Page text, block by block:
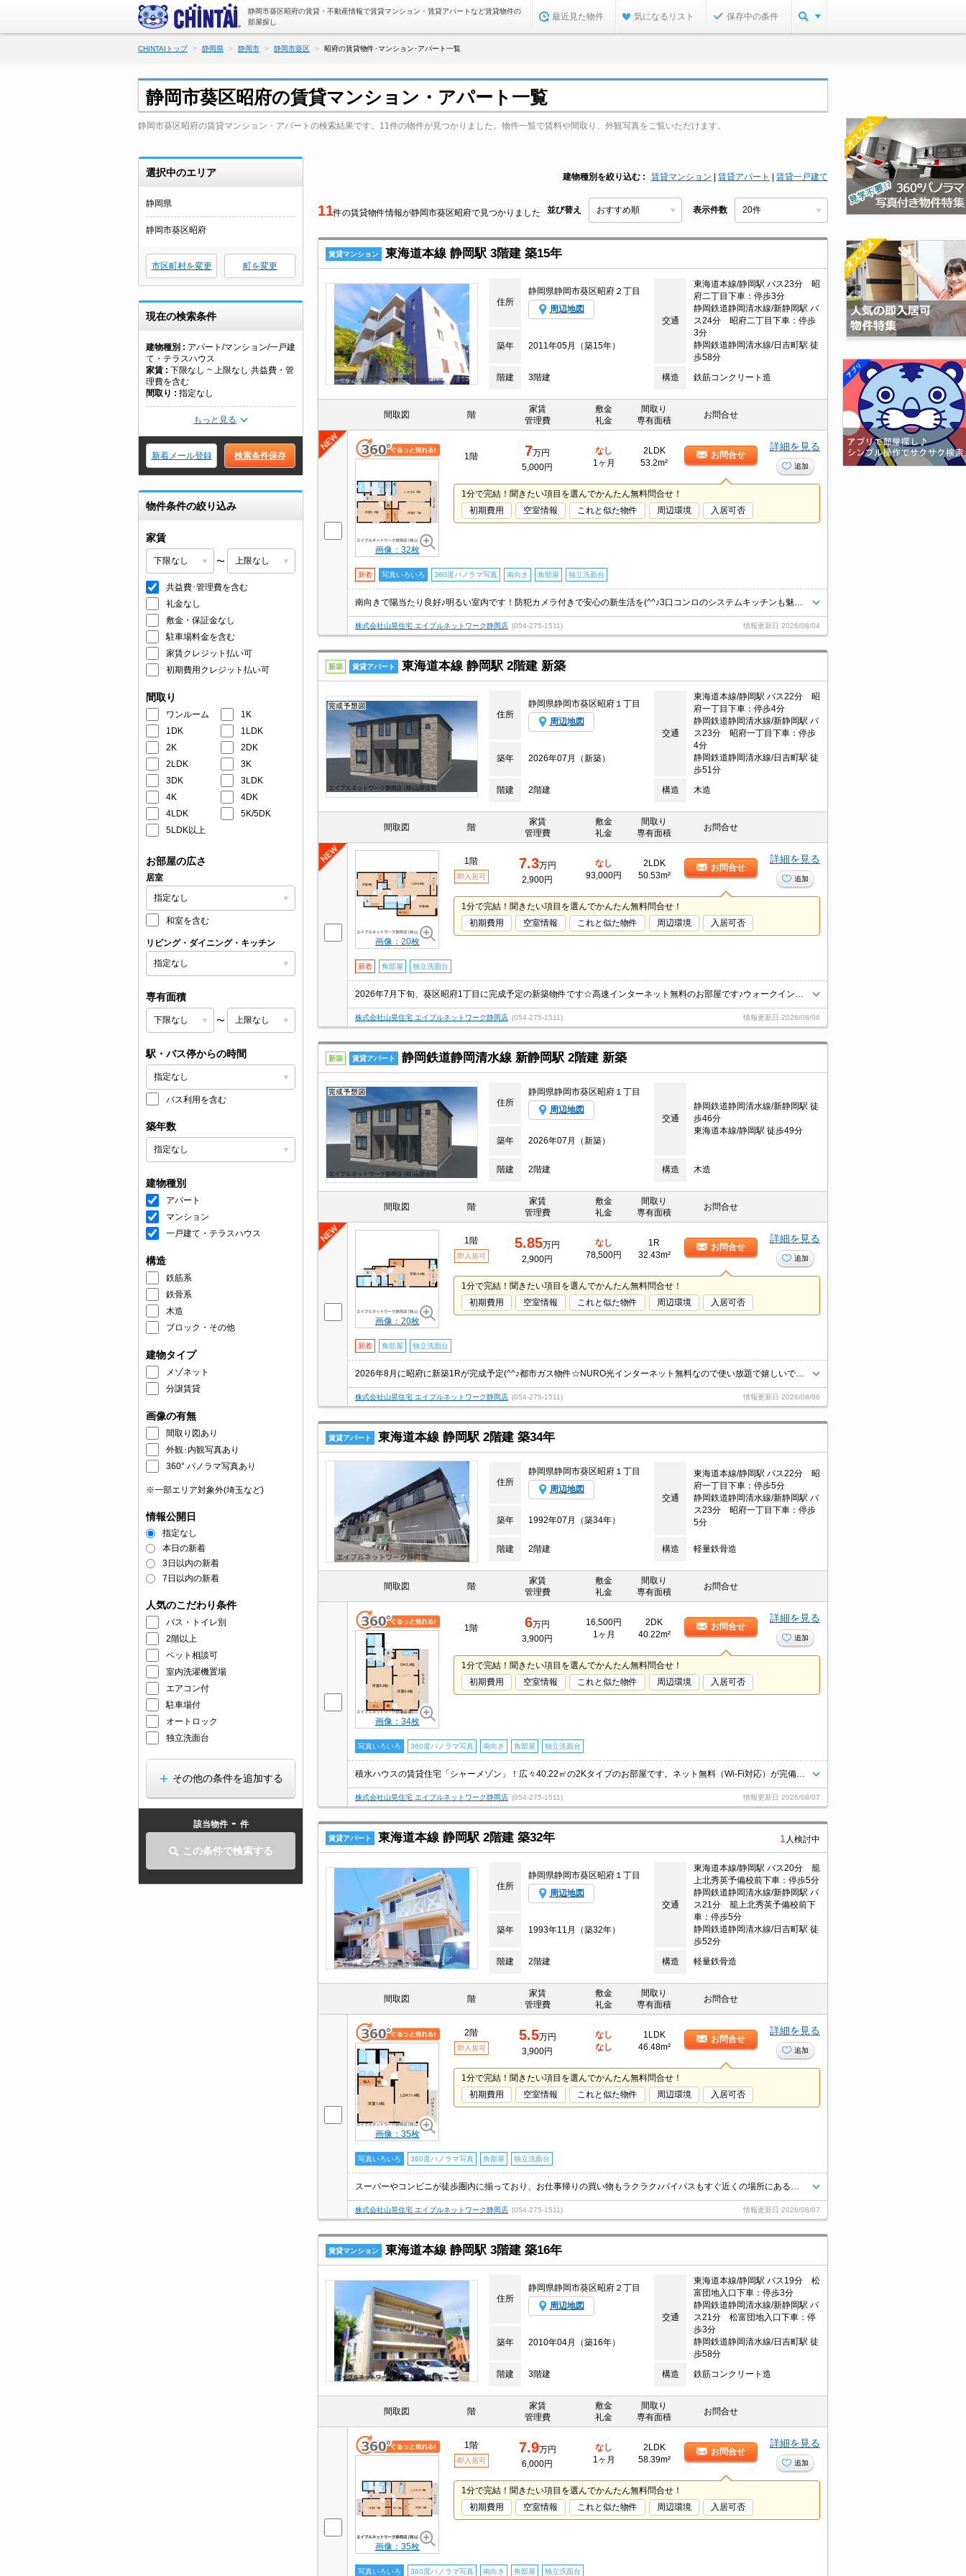
静岡市葵区昭府の賃貸・不動産情報で賃貸マンション・賃貸アパートなど賃貸物件の
部屋探し
最近見た物件 気になるリスト 保存中の条件
CHINTAIトップ 静岡県 静岡市 静岡市葵区 昭府の賃貸物件･マンション･アパート一覧
静岡市葵区昭府の賃貸マンション・アパート一覧
静岡市葵区昭府の賃貸マンション・アパートの検索結果です。11件の物件が見つかりました。物件一覧で賃料や間取り、外観写真をご覧いただけます。
選択中のエリア
静岡県
静岡市葵区昭府
市区町村を変更 町を変更
現在の検索条件
建物種別
アパート/マンション/一戸建
て・テラスハウス
家賃
下限なし ~ 上限なし 共益費・管
理費を含む
間取り
指定なし
もっと見る
新着メール登録 検索条件保存
物件条件の絞り込み
家賃
〜
共益費･管理費を含む
礼金なし
敷金・保証金なし
駐車場料金を含む
家賃クレジット払い可
初期費用クレジット払い可
間取り
ワンルーム
1K
1DK
1LDK
2K
2DK
2LDK
3K
3DK
3LDK
4K
4DK
4LDK
5K/5DK
5LDK以上
お部屋の広さ
居室
和室を含む
リビング・ダイニング・キッチン
専有面積
〜
駅・バス停からの時間
バス利用を含む
築年数
建物種別
アパート
マンション
一戸建て・テラスハウス
構造
鉄筋系
鉄骨系
木造
ブロック・その他
建物タイプ
メゾネット
分譲賃貸
画像の有無
間取り図あり
外観･内観写真あり
360° パノラマ写真あり
※一部エリア対象外(埼玉など)
情報公開日
指定なし
本日の新着
3日以内の新着
7日以内の新着
人気のこだわり条件
バス・トイレ別
2階以上
ペット相談可
室内洗濯機置場
エアコン付
駐車場付
オートロック
独立洗面台
その他の条件を追加する
該当物件 - 件
この条件で検索する
建物種別を絞り込む 賃貸マンション 賃貸アパート 賃貸一戸建て
11件の賃貸物件情報が静岡市葵区昭府で見つかりました 並び替え 表示件数
賃貸マンション 東海道本線 静岡駅 3階建 築15年
住所
静岡県静岡市葵区昭府２丁目
周辺地図
交通
東海道本線/静岡駅 バス23分 昭
府二丁目下車：停歩3分
静岡鉄道静岡清水線/新静岡駅 バ
ス24分 昭府二丁目下車：停歩
3分
静岡鉄道静岡清水線/日吉町駅 徒
歩58分
築年 2011年05月（築15年）
階建 3階建 構造 鉄筋コンクリート造
間取図 階
家賃
管理費
敷金
礼金
間取り
専有面積
お問合せ
画像：32枚
1階 7万円
5,000円
なし
1ヶ月
2LDK
53.2m²
お問合せ
詳細を見る
追加
1分で完結！聞きたい項目を選んでかんたん無料問合せ！
初期費用
空室情報 これと似た物件 周辺環境 入居可否
新着 写真いろいろ 360度パノラマ写真 南向き 角部屋 独立洗面台
株式会社山晃住宅 エイブルネットワーク静岡店 (054-275-1511) 情報更新日 2026/08/04
新築 賃貸アパート 東海道本線 静岡駅 2階建 新築
住所
静岡県静岡市葵区昭府１丁目
周辺地図
交通
東海道本線/静岡駅 バス22分 昭
府一丁目下車：停歩4分
静岡鉄道静岡清水線/新静岡駅 バ
ス23分 昭府一丁目下車：停歩
4分
静岡鉄道静岡清水線/日吉町駅 徒
歩51分
築年 2026年07月（新築）
階建 2階建 構造 木造
間取図 階
家賃
管理費
敷金
礼金
間取り
専有面積
お問合せ
画像：20枚
1階
即入居可
7.3万円
2,900円
なし
93,000円
2LDK
50.53m²
お問合せ
詳細を見る
追加
1分で完結！聞きたい項目を選んでかんたん無料問合せ！
初期費用
空室情報 これと似た物件 周辺環境 入居可否
新着 角部屋 独立洗面台
株式会社山晃住宅 エイブルネットワーク静岡店 (054-275-1511) 情報更新日 2026/08/06
新築 賃貸アパート 静岡鉄道静岡清水線 新静岡駅 2階建 新築
住所
静岡県静岡市葵区昭府１丁目
周辺地図
交通
静岡鉄道静岡清水線/新静岡駅 徒
歩46分
東海道本線/静岡駅 徒歩49分
築年
2026年07月（新築）
階建 2階建 構造 木造
間取図 階
家賃
管理費
敷金
礼金
間取り
専有面積
お問合せ
画像：20枚
1階
即入居可
5.85万円
2,900円
なし
78,500円
1R
32.43m²
お問合せ
詳細を見る
追加
1分で完結！聞きたい項目を選んでかんたん無料問合せ！
初期費用
空室情報 これと似た物件 周辺環境 入居可否
新着 角部屋 独立洗面台
株式会社山晃住宅 エイブルネットワーク静岡店 (054-275-1511) 情報更新日 2026/08/06
賃貸アパート 東海道本線 静岡駅 2階建 築34年
住所
静岡県静岡市葵区昭府１丁目
周辺地図
交通
東海道本線/静岡駅 バス22分 昭
府一丁目下車：停歩5分
静岡鉄道静岡清水線/新静岡駅 バ
ス23分 昭府一丁目下車：停歩
5分
築年 1992年07月（築34年）
階建 2階建 構造 軽量鉄骨造
間取図 階
家賃
管理費
敷金
礼金
間取り
専有面積
お問合せ
画像：34枚
1階 6万円
3,900円
16,500円
1ヶ月
2DK
40.22m²
お問合せ
詳細を見る
追加
1分で完結！聞きたい項目を選んでかんたん無料問合せ！
初期費用
空室情報 これと似た物件 周辺環境 入居可否
写真いろいろ 360度パノラマ写真 南向き 角部屋 独立洗面台
株式会社山晃住宅 エイブルネットワーク静岡店 (054-275-1511) 情報更新日 2026/08/07
賃貸アパート 東海道本線 静岡駅 2階建 築32年 1 人検討中
住所
静岡県静岡市葵区昭府１丁目
周辺地図
交通
東海道本線/静岡駅 バス20分 籠
上北秀英予備校前下車：停歩5分
静岡鉄道静岡清水線/新静岡駅 バ
ス21分 籠上北秀英予備校前下
車：停歩5分
静岡鉄道静岡清水線/日吉町駅 徒
歩52分
築年 1993年11月（築32年）
階建 2階建 構造 軽量鉄骨造
間取図 階
家賃
管理費
敷金
礼金
間取り
専有面積
お問合せ
画像：35枚
2階
即入居可
5.5万円
3,900円
なし
なし
1LDK
46.48m²
お問合せ
詳細を見る
追加
1分で完結！聞きたい項目を選んでかんたん無料問合せ！
初期費用
空室情報 これと似た物件 周辺環境 入居可否
写真いろいろ 360度パノラマ写真 角部屋 独立洗面台
株式会社山晃住宅 エイブルネットワーク静岡店 (054-275-1511) 情報更新日 2026/08/07
賃貸マンション 東海道本線 静岡駅 3階建 築16年
住所
静岡県静岡市葵区昭府２丁目
周辺地図
交通
東海道本線/静岡駅 バス19分 松
富団地入口下車：停歩3分
静岡鉄道静岡清水線/新静岡駅 バ
ス21分 松富団地入口下車：停
歩3分
静岡鉄道静岡清水線/日吉町駅 徒
歩58分
築年 2010年04月（築16年）
階建 3階建 構造 鉄筋コンクリート造
間取図 階
家賃
管理費
敷金
礼金
間取り
専有面積
お問合せ
画像：35枚
1階
即入居可
7.9万円
6,000円
なし
1ヶ月
2LDK
58.39m²
お問合せ
詳細を見る
追加
1分で完結！聞きたい項目を選んでかんたん無料問合せ！
初期費用
空室情報 これと似た物件 周辺環境 入居可否
写真いろいろ 360度パノラマ写真 南向き 角部屋 独立洗面台